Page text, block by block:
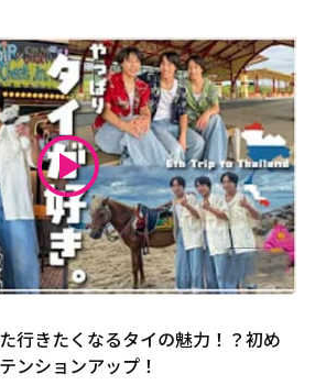
行きたくなるタイの魅力！？初め
ンションアップ！